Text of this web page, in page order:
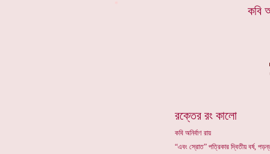
কবি
রক্তের রং কালো
কবি অনির্বাণ রায়
“এবং স্রোত” পত্রিকার দ্বিতীয় বর্ষ,